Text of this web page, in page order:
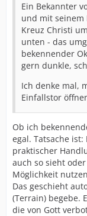
Ein Bekannter
und mit seinem
Kreuz Christi
unten - das
bekennender
gern dunkle,
Ich denke mal,
Einfallstor
Ob ich
egal. Tatsache
praktischer
auch so sieht
Möglichkeit
Das geschieht
(Terrain) begebe.
die von Gott